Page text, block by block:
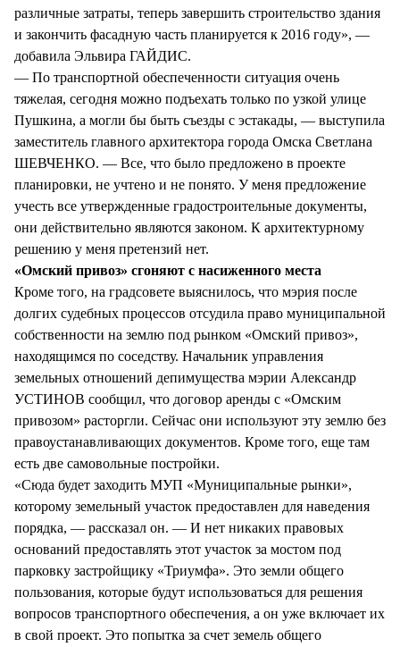
различные затраты, теперь завершить строительство здания
и закончить фасадную часть планируется к 2016 году», —
добавила Эльвира ГАЙДИС.
— По транспортной обеспеченности ситуация очень
тяжелая, сегодня можно подъехать только по узкой улице
Пушкина, а могли бы быть съезды с эстакады, — выступила
заместитель главного архитектора города Омска Светлана
ШЕВЧЕНКО. — Все, что было предложено в проекте
планировки, не учтено и не понято. У меня предложение
учесть все утвержденные градостроительные документы,
они действительно являются законом. К архитектурному
решению у меня претензий нет.
«Омский привоз» сгоняют с насиженного места
Кроме того, на градсовете выяснилось, что мэрия после
долгих судебных процессов отсудила право муниципальной
собственности на землю под рынком «Омский привоз»,
находящимся по соседству. Начальник управления
земельных отношений депимущества мэрии Александр
УСТИНОВ сообщил, что договор аренды с «Омским
привозом» расторгли. Сейчас они используют эту землю без
правоустанавливающих документов. Кроме того, еще там
есть две самовольные постройки.
«Сюда будет заходить МУП «Муниципальные рынки»,
которому земельный участок предоставлен для наведения
порядка, — рассказал он. — И нет никаких правовых
оснований предоставлять этот участок за мостом под
парковку застройщику «Триумфа». Это земли общего
пользования, которые будут использоваться для решения
вопросов транспортного обеспечения, а он уже включает их
в свой проект. Это попытка за счет земель общего